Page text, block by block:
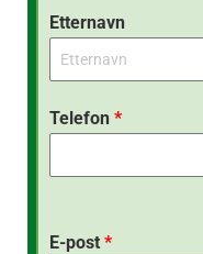
Etternavn
Telefon *
E-post *